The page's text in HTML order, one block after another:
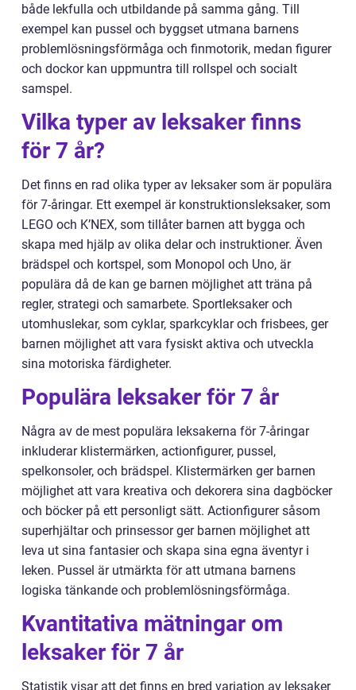
både lekfulla och utbildande på samma gång. Till
exempel kan pussel och byggset utmana barnens
problemlösningsförmåga och finmotorik, medan figurer
och dockor kan uppmuntra till rollspel och socialt
samspel.
Vilka typer av leksaker finns
för 7 år?
Det finns en rad olika typer av leksaker som är populära
för 7-åringar. Ett exempel är konstruktionsleksaker, som
LEGO och K’NEX, som tillåter barnen att bygga och
skapa med hjälp av olika delar och instruktioner. Även
brädspel och kortspel, som Monopol och Uno, är
populära då de kan ge barnen möjlighet att träna på
regler, strategi och samarbete. Sportleksaker och
utomhuslekar, som cyklar, sparkcyklar och frisbees, ger
barnen möjlighet att vara fysiskt aktiva och utveckla
sina motoriska färdigheter.
Populära leksaker för 7 år
Några av de mest populära leksakerna för 7-åringar
inkluderar klistermärken, actionfigurer, pussel,
spelkonsoler, och brädspel. Klistermärken ger barnen
möjlighet att vara kreativa och dekorera sina dagböcker
och böcker på ett personligt sätt. Actionfigurer såsom
superhjältar och prinsessor ger barnen möjlighet att
leva ut sina fantasier och skapa sina egna äventyr i
leken. Pussel är utmärkta för att utmana barnens
logiska tänkande och problemlösningsförmåga.
Kvantitativa mätningar om
leksaker för 7 år
Statistik visar att det finns en bred variation av leksaker